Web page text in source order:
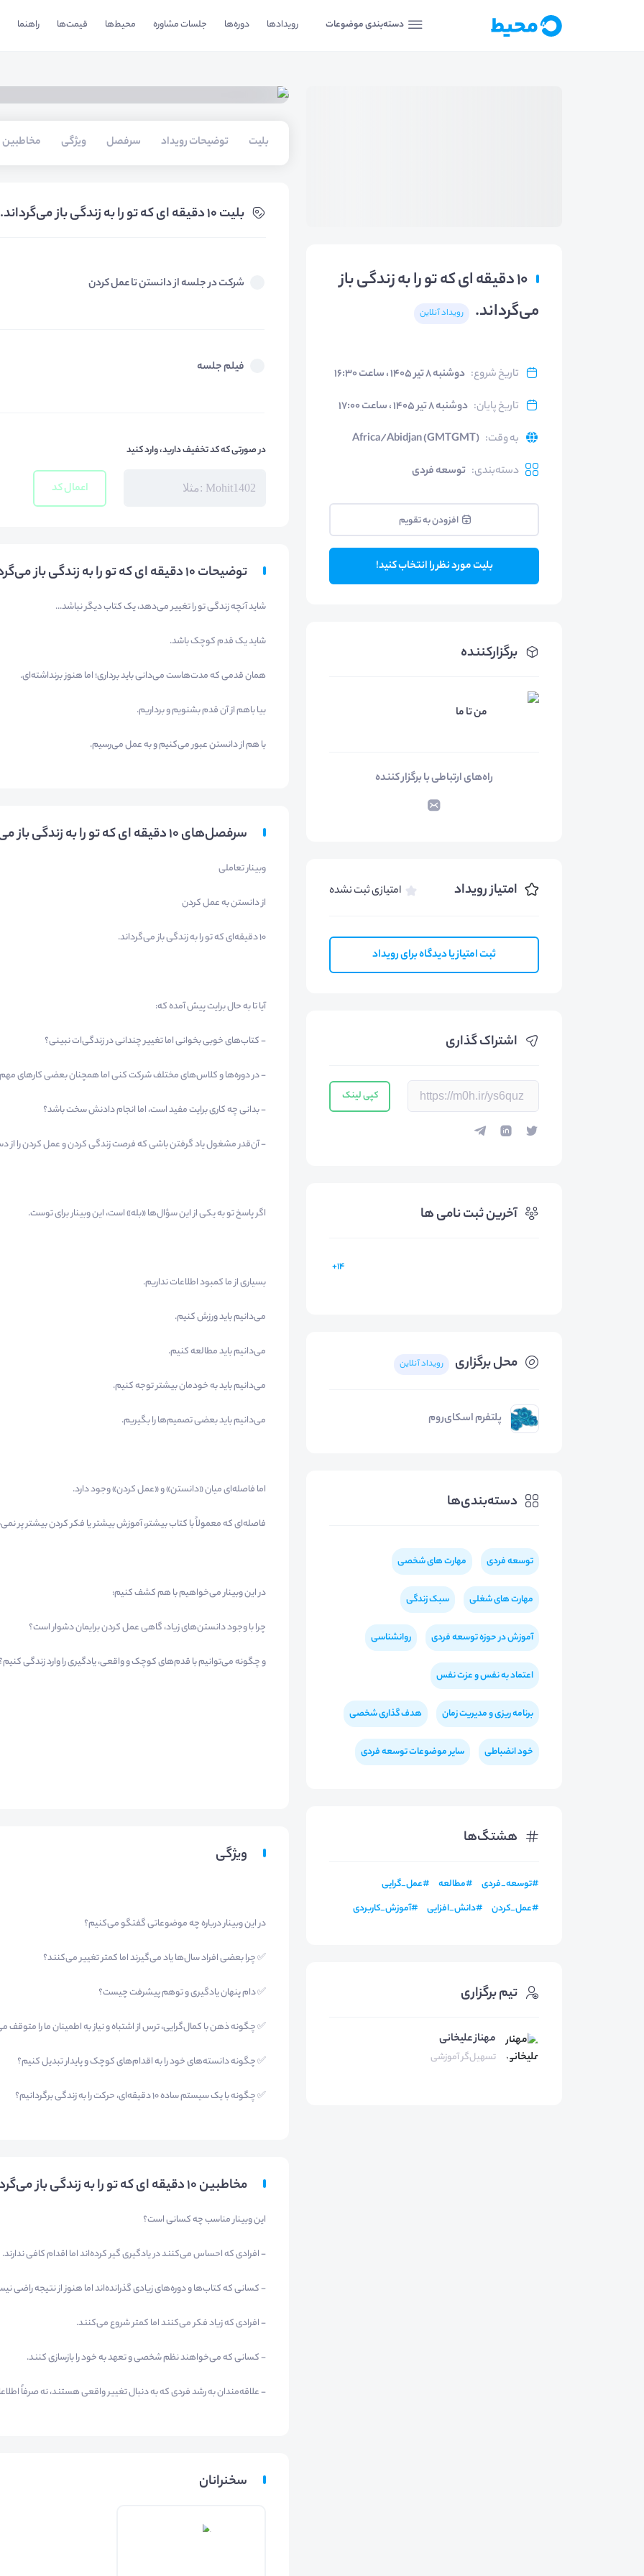
دسته‌بندی موضوعات رویدادها دوره‌ها جلسات مشاوره محیط‌ها قیمت‌ها راهنما
۱۰ دقیقه ای که تو را به زندگی باز
می‌گرداند.
رویداد آنلاین
تاریخ شروع: دوشنبه ۸ تیر ۱۴۰۵ ، ساعت ۱۶:۳۰
تاریخ پایان: دوشنبه ۸ تیر ۱۴۰۵ ، ساعت ۱۷:۰۰
به وقت:
Africa/Abidjan (GMTGMT)
دسته‌بندی: توسعه فردی
افزودن به تقویم
بلیت مورد نظر را انتخاب کنید!
برگزارکننده
من تا ما
راه‌های ارتباطی با برگزار کننده
امتیاز رویداد امتیازی ثبت نشده
ثبت امتیاز یا دیدگاه برای رویداد
اشتراک گذاری
کپی لینک
آخرین ثبت نامی ها
14+
محل برگزاری رویداد آنلاین
پلتفرم اسکای‌روم
دسته‌بندی‌ها
توسعه فردی مهارت های شخصی
مهارت های شغلی سبک زندگی
آموزش در حوزه توسعه فردی روانشناسی
اعتماد به نفس و عزت نفس
برنامه ریزی و مدیریت زمان هدف گذاری شخصی
خود انضباطی سایر موضوعات توسعه فردی
هشتگ‌ها
#توسعه_فردی #مطالعه #عمل_گرایی
#عمل_کردن #دانش_افزایی #آموزش_کاربردی
تیم برگزاری
مهناز علیخانی
تسهیل‌گر آموزشی
بلیت‌ توضیحات رویداد سرفصل ویژگی مخاطبین
بلیت‌ ۱۰ دقیقه ای که تو را به زندگی باز می‌گرداند.
شرکت در جلسه از دانستن تا عمل کردن
فیلم جلسه
در صورتی که کد تخفیف دارید، وارد کنید
اعمال کد
توضیحات ۱۰ دقیقه ای که تو را به زندگی باز می‌گرداند.
شاید آنچه زندگی تو را تغییر می‌دهد، یک کتاب دیگر نباشد...
شاید یک قدم کوچک باشد.
همان قدمی که مدت‌هاست می‌دانی باید برداری؛ اما هنوز برنداشته‌ای.
بیا باهم از آن قدم بشنویم و برداریم.
با هم از دانستن عبور می‌کنیم و به عمل می‌رسیم.
سرفصل‌های ۱۰ دقیقه ای که تو را به زندگی باز می‌گرداند.
وبینار تعاملی
از دانستن به عمل کردن
۱۰ دقیقه‌ای که تو را به زندگی باز می‌گرداند.
آیا تا به حال برایت پیش آمده که:
- کتاب‌های خوبی بخوانی اما تغییر چندانی در زندگی‌ات نبینی؟
- در دوره‌ها و کلاس‌های مختلف شرکت کنی اما همچنان بعضی کارهای مهم
- بدانی چه کاری برایت مفید است، اما انجام دادنش سخت باشد؟
- آن‌قدر مشغول یاد گرفتن باشی که فرصت زندگی کردن و عمل کردن را
اگر پاسخ تو به یکی از این سؤال‌ها «بله» است، این وبینار برای توست.
بسیاری از ما کمبود اطلاعات نداریم.
می‌دانیم باید ورزش کنیم.
می‌دانیم باید مطالعه کنیم.
می‌دانیم باید به خودمان بیشتر توجه کنیم.
می‌دانیم باید بعضی تصمیم‌ها را بگیریم.
اما فاصله‌ای میان «دانستن» و «عمل کردن» وجود دارد.
فاصله‌ای که معمولاً با کتاب بیشتر، آموزش بیشتر یا فکر کردن بیشتر پر
در این وبینار می‌خواهیم با هم کشف کنیم:
چرا با وجود دانستن‌های زیاد، گاهی عمل کردن برایمان دشوار است؟
و چگونه می‌توانیم با قدم‌های کوچک و واقعی، یادگیری را وارد زندگی
ویژگی
در این وبینار درباره چه موضوعاتی گفتگو می‌کنیم؟
✅ چرا بعضی افراد سال‌ها یاد می‌گیرند اما کمتر تغییر می‌کنند؟
✅ دام پنهان یادگیری و توهم پیشرفت چیست؟
✅ چگونه ذهن با کمال‌گرایی، ترس از اشتباه و نیاز به اطمینان ما را متوقف
✅ چگونه دانسته‌های خود را به اقدام‌های کوچک و پایدار تبدیل کنیم؟
✅ چگونه با یک سیستم ساده ۱۰ دقیقه‌ای، حرکت را به زندگی برگردانیم؟
مخاطبین ۱۰ دقیقه ای که تو را به زندگی باز می‌گرداند.
این وبینار مناسب چه کسانی است؟
- افرادی که احساس می‌کنند در یادگیری گیر کرده‌اند اما اقدام کافی ندارند.
- کسانی که کتاب‌ها و دوره‌های زیادی گذرانده‌اند اما هنوز از نتیجه راضی
- افرادی که زیاد فکر می‌کنند اما کمتر شروع می‌کنند.
- کسانی که می‌خواهند نظم شخصی و تعهد به خود را بازسازی کنند.
- علاقه‌مندان به رشد فردی که به دنبال تغییر واقعی هستند، نه صرفاً
سخنرانان